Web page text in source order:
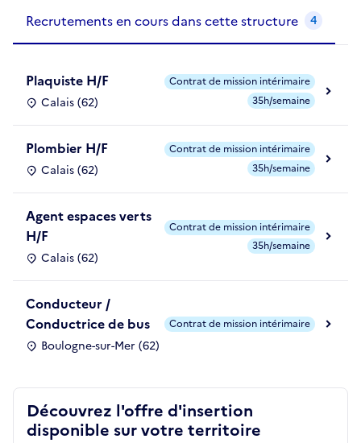
Recrutements en cours dans cette structure 4
Plaquiste H/F
Calais (62)
Contrat de mission intérimaire
35h/semaine
Plombier H/F
Calais (62)
Contrat de mission intérimaire
35h/semaine
Agent espaces verts
H/F
Calais (62)
Contrat de mission intérimaire
35h/semaine
Conducteur /
Conductrice de bus
Boulogne-sur-Mer (62)
Contrat de mission intérimaire
Découvrez l'offre d'insertion
disponible sur votre territoire